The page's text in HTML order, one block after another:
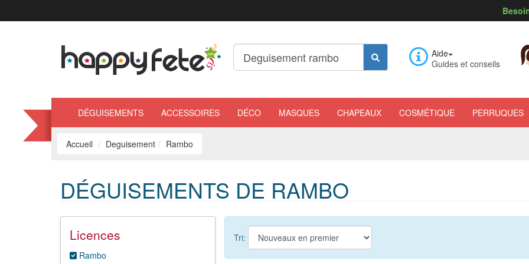
Aide
Guides et conseils
DÉGUISEMENTS ACCESSOIRES DÉCO MASQUES CHAPEAUX COSMÉTIQUE PERRUQUES
Accueil Deguisement Rambo
DÉGUISEMENTS DE RAMBO
Licences
Rambo
Tri: